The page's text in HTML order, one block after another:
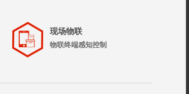
现场物联
物联终端感知控制